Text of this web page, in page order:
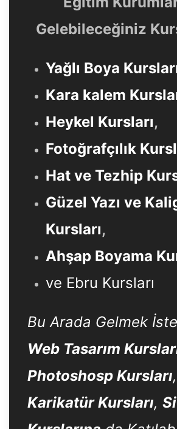
Gelebileceğiniz
Yağlı Boya
Kara kalem
Heykel Kursları,
Fotoğrafçılık
Hat ve Tezhip
Güzel Yazı ve
Kursları,
Ahşap Boyama
ve Ebru Kursları
Bu Arada Gelmek
Web Tasarım
Photoshosp Kursları,
Karikatür Kursları,